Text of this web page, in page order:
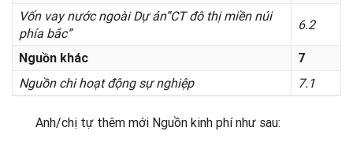
Vốn vay nước ngoài Dự án”CT đô thị miền núi
phía bắc”
6.2
Nguồn khác 7
Nguồn chi hoạt động sự nghiệp 7.1
Anh/chị tự thêm mới Nguồn kinh phí như sau: